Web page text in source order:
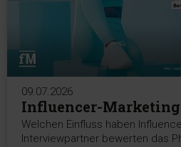
09.07.2026
Influencer-Marketing
Welchen Einfluss haben
Interviewpartner bewerten das